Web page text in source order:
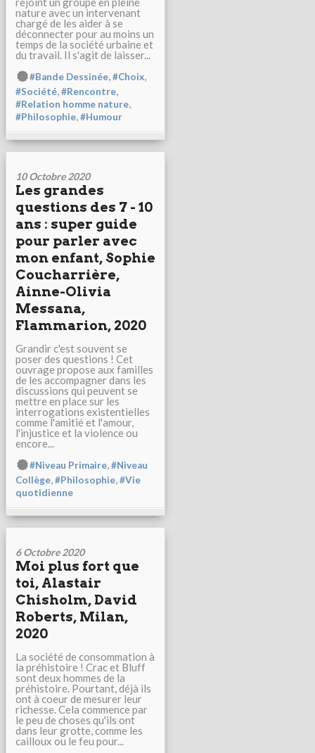
nature avec un intervenant
chargé de les aider à se
déconnecter pour au moins un
temps de la société urbaine et
du travail. Il s'agit de laisser...
#Bande Dessinée #Choix
#Société,#Rencontre,
#Relation homme nature,
#Philosophie,#Humour
10 Octobre 2020
Les grandes
questions des 7 - 10
ans : super guide
pour parler avec
mon enfant, Sophie
Coucharrière,
Ainne-Olivia
Messana,
Flammarion, 2020
Grandir c'est souvent se
poser des questions ! Cet
ouvrage propose aux familles
de les accompagner dans les
discussions qui peuvent se
mettre en place sur les
interrogations existentielles
comme l'amitié et l'amour,
l'injustice et la violence ou
encore...
#Niveau Primaire #Niveau
Collège,#Philosophie,#Vie
quotidienne
6 Octobre 2020
Moi plus fort que
toi, Alastair
Chisholm, David
Roberts, Milan,
2020
La société de consommation à
la préhistoire ! Crac et Bluff
sont deux hommes de la
préhistoire. Pourtant, déjà ils
ont à coeur de mesurer leur
richesse. Cela commence par
le peu de choses qu'ils ont
dans leur grotte, comme les
cailloux ou le feu pour...